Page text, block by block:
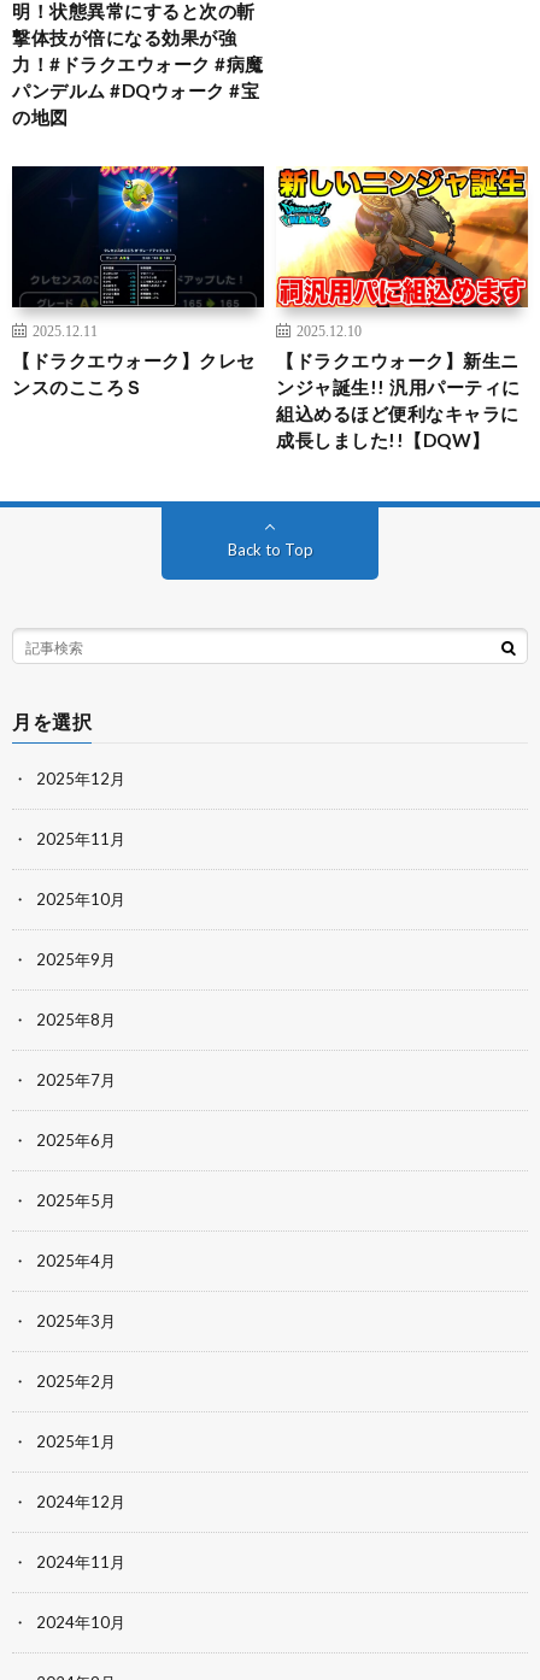
明！状態異常にすると次の斬
撃体技が倍になる効果が強
力！#ドラクエウォーク #病魔
パンデルム #DQウォーク #宝
の地図
2025.12.11
【ドラクエウォーク】クレセ
ンスのこころＳ
2025.12.10
【ドラクエウォーク】新生ニ
ンジャ誕生!! 汎用パーティに
組込めるほど便利なキャラに
成長しました!!【DQW】
Back to Top
月を選択
2025年12月
2025年11月
2025年10月
2025年9月
2025年8月
2025年7月
2025年6月
2025年5月
2025年4月
2025年3月
2025年2月
2025年1月
2024年12月
2024年11月
2024年10月